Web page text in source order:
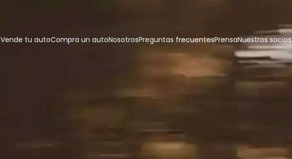
Vende tu autoCompra un autoNosotrosPreguntas frecuentesPrensaNuestros socios